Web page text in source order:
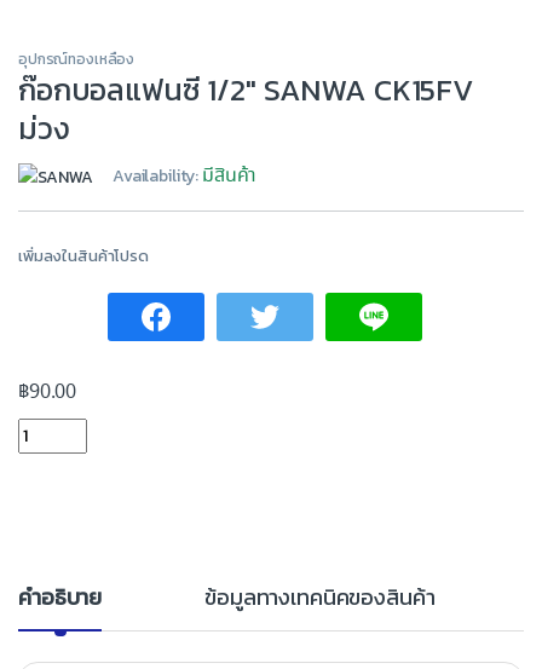
อุปกรณ์ทองเหลือง
ก๊อกบอลแฟนซี 1/2″ SANWA CK15FV
ม่วง
Availability:มีสินค้า
เพิ่มลงในสินค้าโปรด
฿90.00
ก๊อกบอลแฟนซี 1/2" SANWA CK15FV ม่วง quantity
คำอธิบาย ข้อมูลทางเทคนิคของสินค้า